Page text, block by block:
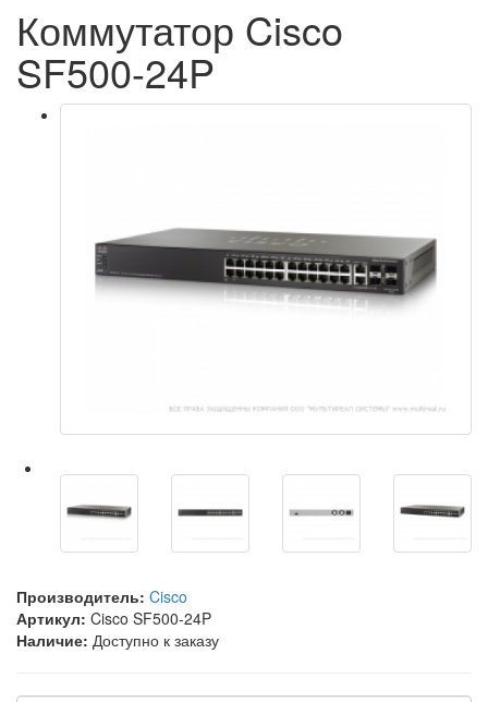
Коммутатор Cisco
SF500-24P
Производитель: Cisco
Артикул: Cisco SF500-24P
Наличие: Доступно к заказу